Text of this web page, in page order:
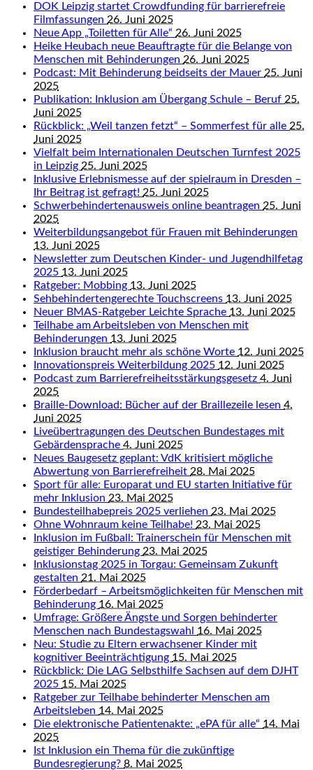
DOK Leipzig startet Crowdfunding für barrierefreie
Filmfassungen 26. Juni 2025
Neue App „Toiletten für Alle“ 26. Juni 2025
Heike Heubach neue Beauftragte für die Belange von
Menschen mit Behinderungen 26. Juni 2025
Podcast: Mit Behinderung beidseits der Mauer 25. Juni
2025
Publikation: Inklusion am Übergang Schule – Beruf 25.
Juni 2025
Rückblick: „Weil tanzen fetzt“ – Sommerfest für alle 25.
Juni 2025
Vielfalt beim Internationalen Deutschen Turnfest 2025
in Leipzig 25. Juni 2025
Inklusive Erlebnismesse auf der spielraum in Dresden –
Ihr Beitrag ist gefragt! 25. Juni 2025
Schwerbehindertenausweis online beantragen 25. Juni
2025
Weiterbildungsangebot für Frauen mit Behinderungen
13. Juni 2025
Newsletter zum Deutschen Kinder- und Jugendhilfetag
2025 13. Juni 2025
Ratgeber: Mobbing 13. Juni 2025
Sehbehindertengerechte Touchscreens 13. Juni 2025
Neuer BMAS-Ratgeber Leichte Sprache 13. Juni 2025
Teilhabe am Arbeitsleben von Menschen mit
Behinderungen 13. Juni 2025
Inklusion braucht mehr als schöne Worte 12. Juni 2025
Innovationspreis Weiterbildung 2025 12. Juni 2025
Podcast zum Barrierefreiheitsstärkungsgesetz 4. Juni
2025
Braille-Download: Bücher auf der Braillezeile lesen 4.
Juni 2025
Liveübertragungen des Deutschen Bundestages mit
Gebärdensprache 4. Juni 2025
Neues Baugesetz geplant: VdK kritisiert mögliche
Abwertung von Barrierefreiheit 28. Mai 2025
Sport für alle: Europarat und EU starten Initiative für
mehr Inklusion 23. Mai 2025
Bundesteilhabepreis 2025 verliehen 23. Mai 2025
Ohne Wohnraum keine Teilhabe! 23. Mai 2025
Inklusion im Fußball: Trainerschein für Menschen mit
geistiger Behinderung 23. Mai 2025
Inklusionstag 2025 in Torgau: Gemeinsam Zukunft
gestalten 21. Mai 2025
Förderbedarf – Arbeitsmöglichkeiten für Menschen mit
Behinderung 16. Mai 2025
Umfrage: Größere Ängste und Sorgen behinderter
Menschen nach Bundestagswahl 16. Mai 2025
Neu: Studie zu Eltern erwachsener Kinder mit
kognitiver Beeinträchtigung 15. Mai 2025
Rückblick: Die LAG Selbsthilfe Sachsen auf dem DJHT
2025 15. Mai 2025
Ratgeber zur Teilhabe behinderter Menschen am
Arbeitsleben 14. Mai 2025
Die elektronische Patientenakte: „ePA für alle“ 14. Mai
2025
Ist Inklusion ein Thema für die zukünftige
Bundesregierung? 8. Mai 2025